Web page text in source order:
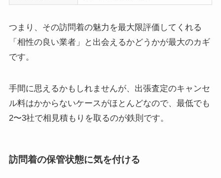
つまり、その訪問着の魅力を最大限評価してくれる
「相性の良い業者」と出会えるかどうかが最大のカギ
です。
手間に思えるかもしれませんが、出張査定のキャンセ
ル料はかからないケースがほとんどなので、最低でも
2〜3社で相見積もりを取るのが鉄則です。
訪問着の保管状態に気を付ける